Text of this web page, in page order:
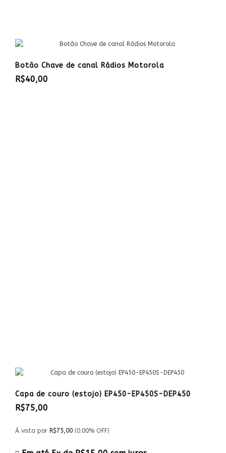
Botão Chave de canal Rádios Motorola
R$40,00
Capa de couro (estojo) EP450-EP450S-DEP450
R$75,00
À vista por R$75,00(0.00% OFF)